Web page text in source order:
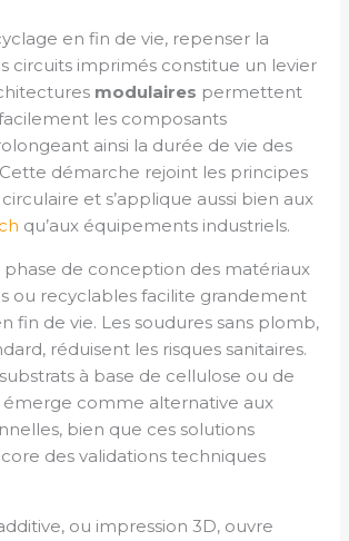
en fin de vie, repenser la
circuits imprimés constitue un levier
modulaires permettent
les composants
ainsi la durée de vie des
démarche rejoint les principes
et s’applique aussi bien aux
qu’aux équipements industriels.
phase de conception des matériaux
ou recyclables facilite grandement
fin de vie. Les soudures sans plomb,
réduisent les risques sanitaires.
à base de cellulose ou de
comme alternative aux
bien que ces solutions
des validations techniques
ou impression 3D, ouvre